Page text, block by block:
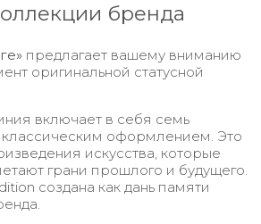
бренда
предлагает вашему вниманию
оригинальной статусной
включает в себя семь
классическим оформлением. Это
искусства, которые
грани прошлого и будущего.
создана как дань памяти